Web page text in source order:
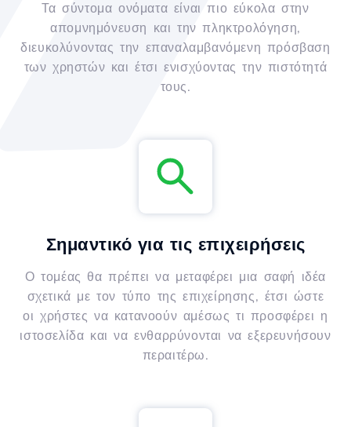
Τα σύντομα ονόματα είναι πιο εύκολα στην
απομνημόνευση και την πληκτρολόγηση,
διευκολύνοντας την επαναλαμβανόμενη πρόσβαση
των χρηστών και έτσι ενισχύοντας την πιστότητά
τους.
Σημαντικό για τις επιχειρήσεις
Ο τομέας θα πρέπει να μεταφέρει μια σαφή ιδέα
σχετικά με τον τύπο της επιχείρησης, έτσι ώστε
οι χρήστες να κατανοούν αμέσως τι προσφέρει η
ιστοσελίδα και να ενθαρρύνονται να εξερευνήσουν
περαιτέρω.